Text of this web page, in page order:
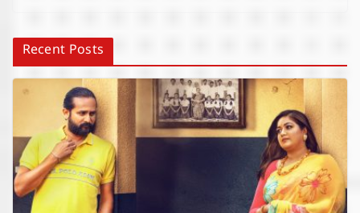
Recent Posts